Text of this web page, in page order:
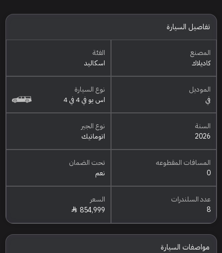
تفاصيل السيارة
المصنع
كاديلاك
الفئة
اسكاليد
الموديل
في
نوع السيارة
اس يو في 4 في 4
السنة
2026
نوع الجير
اتوماتيك
المسافات المقطوعه
0
تحت الضمان
نعم
عدد السلندرات
8
السعر
854,999
مواصفات السيارة